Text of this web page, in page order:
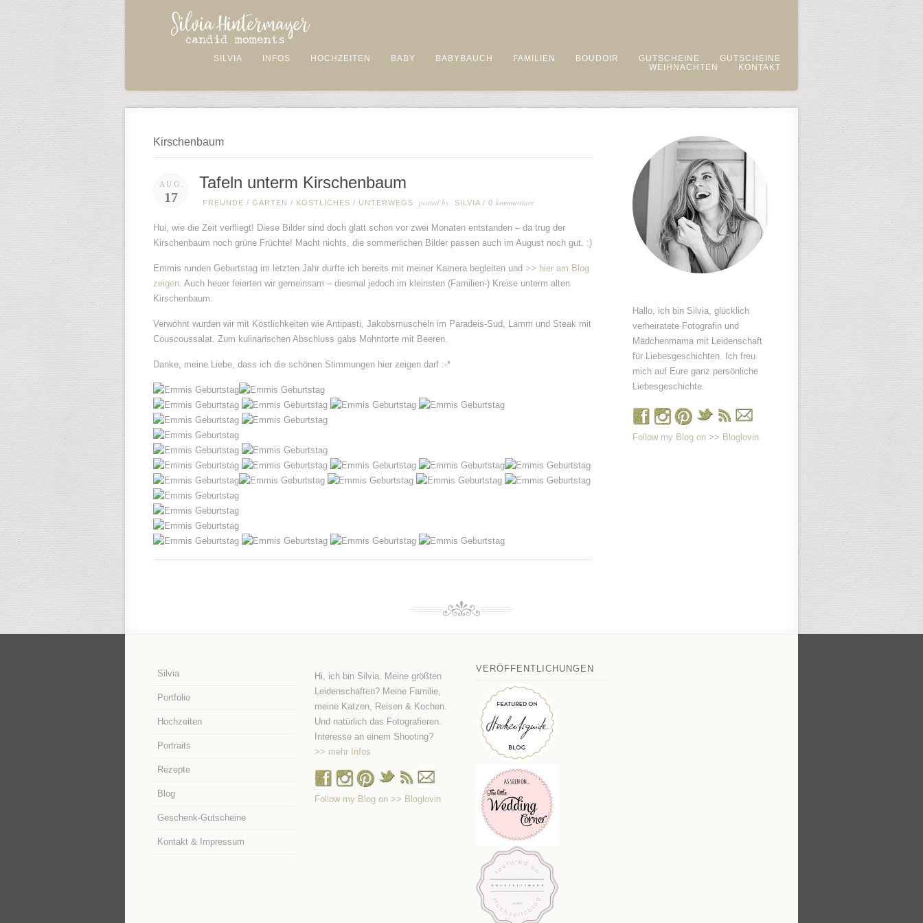
SILVIA INFOS HOCHZEITEN BABY BABYBAUCH FAMILIEN BOUDOIR GUTSCHEINE
GUTSCHEINE
WEIHNACHTEN
KONTAKT
Kirschenbaum
AUG.
17
Tafeln unterm Kirschenbaum
FREUNDE / GARTEN / KÖSTLICHES / UNTERWEGS posted by SILVIA / 0 kommentare
Hui, wie die Zeit verfliegt! Diese Bilder sind doch glatt schon vor zwei Monaten entstanden – da trug der
Kirschenbaum noch grüne Früchte! Macht nichts, die sommerlichen Bilder passen auch im August noch gut. :)
Emmis runden Geburtstag im letzten Jahr durfte ich bereits mit meiner Kamera begleiten und >> hier am Blog
zeigen. Auch heuer feierten wir gemeinsam – diesmal jedoch im kleinsten (Familien-) Kreise unterm alten
Kirschenbaum.
Verwöhnt wurden wir mit Köstlichkeiten wie Antipasti, Jakobsmuscheln im Paradeis-Sud, Lamm und Steak mit
Couscoussalat. Zum kulinarischen Abschluss gabs Mohntorte mit Beeren.
Danke, meine Liebe, dass ich die schönen Stimmungen hier zeigen darf :-*
Hallo, ich bin Silvia, glücklich
verheiratete Fotografin und
Mädchenmama mit Leidenschaft
für Liebesgeschichten. Ich freu
mich auf Eure ganz persönliche
Liebesgeschichte.
Follow my Blog on >> Bloglovin
Silvia
Portfolio
Hochzeiten
Portraits
Rezepte
Blog
Geschenk-Gutscheine
Kontakt & Impressum
Hi, ich bin Silvia. Meine größten
Leidenschaften? Meine Familie,
meine Katzen, Reisen & Kochen.
Und natürlich das Fotografieren.
Interesse an einem Shooting?
>> mehr Infos
Follow my Blog on >> Bloglovin
VERÖFFENTLICHUNGEN